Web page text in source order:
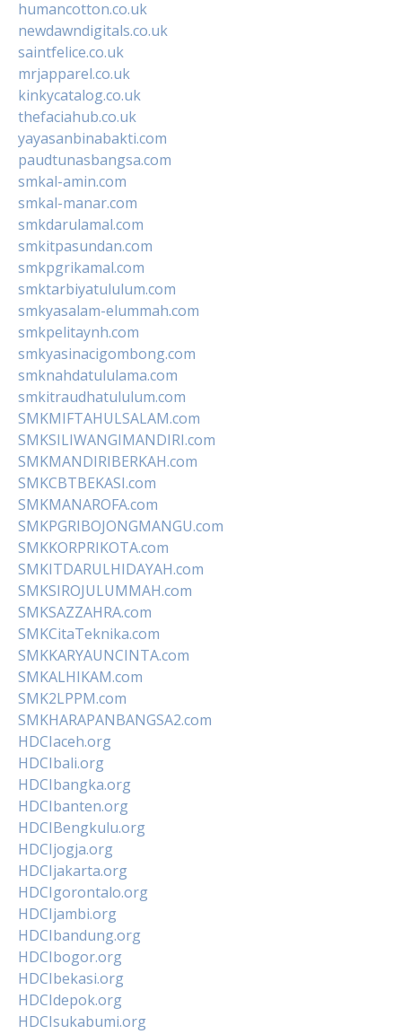
humancotton.co.uk
newdawndigitals.co.uk
saintfelice.co.uk
mrjapparel.co.uk
kinkycatalog.co.uk
thefaciahub.co.uk
yayasanbinabakti.com
paudtunasbangsa.com
smkal-amin.com
smkal-manar.com
smkdarulamal.com
smkitpasundan.com
smkpgrikamal.com
smktarbiyatululum.com
smkyasalam-elummah.com
smkpelitaynh.com
smkyasinacigombong.com
smknahdatululama.com
smkitraudhatululum.com
SMKMIFTAHULSALAM.com
SMKSILIWANGIMANDIRI.com
SMKMANDIRIBERKAH.com
SMKCBTBEKASI.com
SMKMANAROFA.com
SMKPGRIBOJONGMANGU.com
SMKKORPRIKOTA.com
SMKITDARULHIDAYAH.com
SMKSIROJULUMMAH.com
SMKSAZZAHRA.com
SMKCitaTeknika.com
SMKKARYAUNCINTA.com
SMKALHIKAM.com
SMK2LPPM.com
SMKHARAPANBANGSA2.com
HDCIaceh.org
HDCIbali.org
HDCIbangka.org
HDCIbanten.org
HDCIBengkulu.org
HDCIjogja.org
HDCIjakarta.org
HDCIgorontalo.org
HDCIjambi.org
HDCIbandung.org
HDCIbogor.org
HDCIbekasi.org
HDCIdepok.org
HDCIsukabumi.org